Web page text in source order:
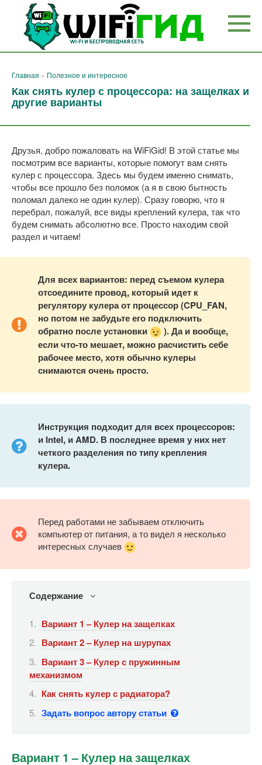
Перейти
контенту
Главная » Полезное и интересное
Как снять кулер с процессора: на защелках и
другие варианты
Друзья, добро пожаловать на WiFiGid! В этой статье мы
посмотрим все варианты, которые помогут вам снять
кулер с процессора. Здесь мы будем именно снимать,
чтобы все прошло без поломок (а я в свою бытность
поломал далеко не один кулер). Сразу говорю, что я
перебрал, пожалуй, все виды креплений кулера, так что
будем снимать абсолютно все. Просто находим свой
раздел и читаем!
Для всех вариантов: перед съемом кулера
отсоедините провод, который идет к
регулятору кулера от процессор (CPU_ FAN,
но потом не забудьте его подключить
обратно после установки
). Да и вообще,
если что-то мешает, можно расчистить себе
рабочее место, хотя обычно кулеры
снимаются очень просто.
Инструкция подходит для всех процессоров:
и Intel, иAMD. В последнее время у них нет
четкого разделения по типу крепления
кулера.
Перед работами не забываем отключить
компьютер от питания, а то видел я несколько
интересных случаев
Содержание
Вариант 1 – Кулер на защелках
Вариант 2 – Кулер на шурупах
Вариант 3 – Кулер с пружинным
механизмом
Как снять кулер с радиатора?
Задать вопрос автору статьи
Вариант 1 – Кулер на защелках